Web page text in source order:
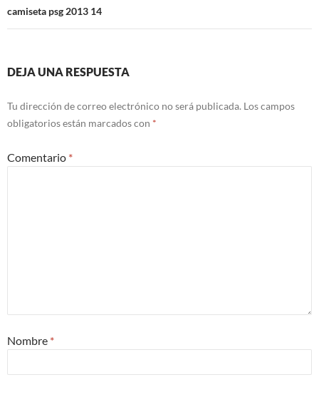
camiseta psg 2013 14
DEJA UNA RESPUESTA
Tu dirección de correo electrónico no será publicada. Los campos
obligatorios están marcados con *
Comentario *
Nombre *